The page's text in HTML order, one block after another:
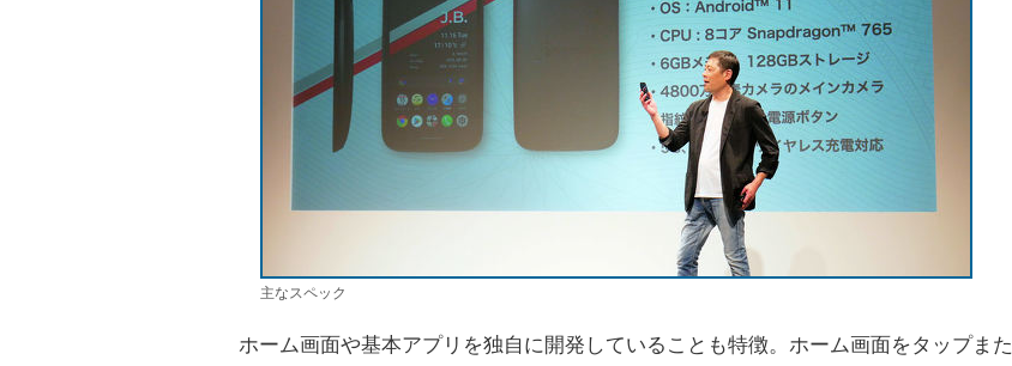
主なスペック
ホーム画面や基本アプリを独自に開発していることも特徴。ホーム画面をタップまた